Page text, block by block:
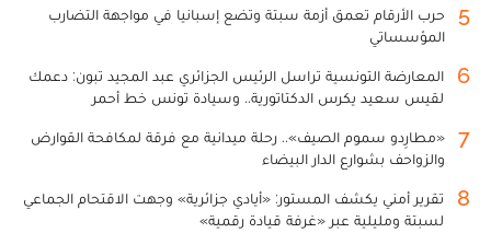
5
حرب الأرقام تعمق أزمة سبتة وتضع إسبانيا في مواجهة التضارب
المؤسساتي
6
المعارضة التونسية تراسل الرئيس الجزائري عبد المجيد تبون: دعمك
لقيس سعيد يكرس الدكتاتورية.. وسيادة تونس خط أحمر
7
«مطارِدو سموم الصيف».. رحلة ميدانية مع فرقة لمكافحة القوارض
والزواحف بشوارع الدار البيضاء
8
تقرير أمني يكشف المستور: «أيادي جزائرية» وجهت الاقتحام الجماعي
لسبتة ومليلية عبر «غرفة قيادة رقمية»